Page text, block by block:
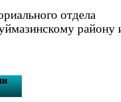
отдела
району